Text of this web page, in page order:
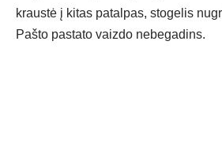
kraus­tė į ki­tas pa­tal­pas, sto­ge­lis
Paš­to pa­sta­to vaiz­do ne­be­ga­dins.